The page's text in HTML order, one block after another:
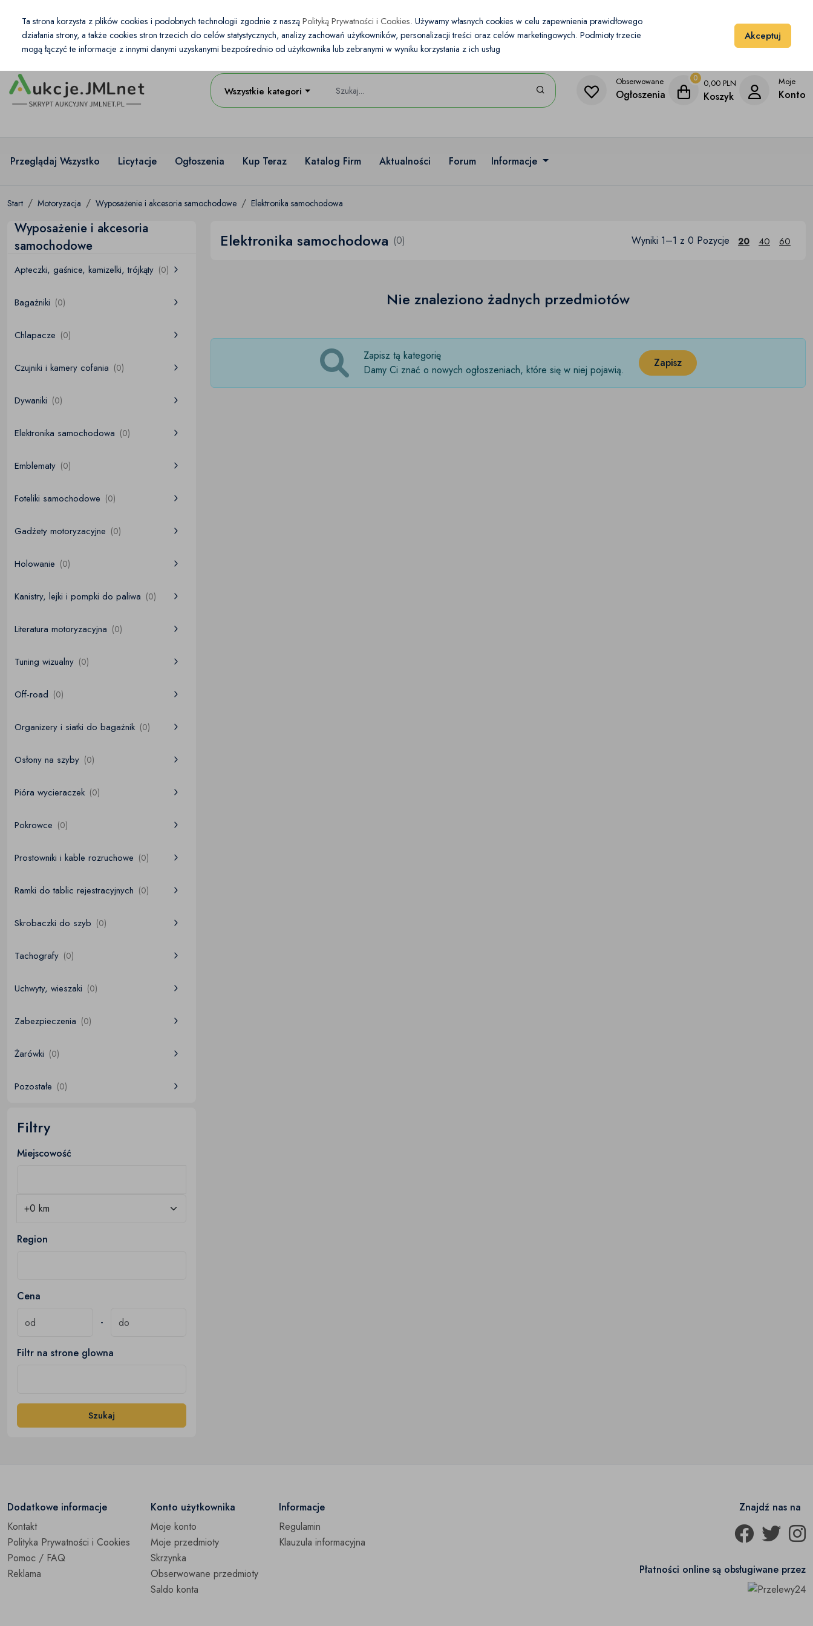
PL PLN Moje konto Dodaj przedmiot
Wszystkie kategorie
Obserwowane
Ogłoszenia
0 0,00 PLN
Koszyk
Moje
Konto
Przeglądaj Wszystko Licytacje Ogłoszenia Kup Teraz Katalog Firm Aktualności Forum Informacje
Start Motoryzacja Wyposażenie i akcesoria samochodowe Elektronika samochodowa
Wyposażenie i akcesoria
samochodowe
Apteczki, gaśnice, kamizelki, trójkąty (0)
Bagażniki (0)
Chlapacze (0)
Czujniki i kamery cofania (0)
Dywaniki (0)
Elektronika samochodowa (0)
Emblematy (0)
Foteliki samochodowe (0)
Gadżety motoryzacyjne (0)
Holowanie (0)
Kanistry, lejki i pompki do paliwa (0)
Literatura motoryzacyjna (0)
Tuning wizualny (0)
Off-road (0)
Organizery i siatki do bagażnik (0)
Osłony na szyby (0)
Pióra wycieraczek (0)
Pokrowce (0)
Prostowniki i kable rozruchowe (0)
Ramki do tablic rejestracyjnych (0)
Skrobaczki do szyb (0)
Tachografy (0)
Uchwyty, wieszaki (0)
Zabezpieczenia (0)
Żarówki (0)
Pozostałe (0)
Filtry
Miejscowość
Region
Cena
-
Filtr na strone glowna
Szukaj
Elektronika samochodowa (0) Wyniki 1–1 z 0 Pozycje 20 40 60
Nie znaleziono żadnych przedmiotów
Zapisz tą kategorię
Damy Ci znać o nowych ogłoszeniach, które się w niej pojawią.
Zapisz
Dodatkowe informacje
Kontakt
Polityka Prywatności i Cookies
Pomoc / FAQ
Reklama
Konto użytkownika
Moje konto
Moje przedmioty
Skrzynka
Obserwowane przedmioty
Saldo konta
Informacje
Regulamin
Klauzula informacyjna
Znajdź nas na
Płatności online są obsługiwane przez
Ta strona korzysta z plików cookies i podobnych technologii zgodnie z naszą Polityką Prywatności i Cookies. Używamy własnych cookies w celu zapewnienia prawidłowego
działania strony, a także cookies stron trzecich do celów statystycznych, analizy zachowań użytkowników, personalizacji treści oraz celów marketingowych. Podmioty trzecie
mogą łączyć te informacje z innymi danymi uzyskanymi bezpośrednio od użytkownika lub zebranymi w wyniku korzystania z ich usług
Akceptuj